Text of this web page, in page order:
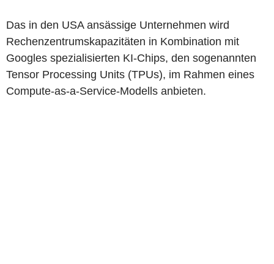
Das in den USA ansässige Unternehmen wird
Rechenzentrumskapazitäten in Kombination mit
Googles spezialisierten KI-Chips, den sogenannten
Tensor Processing Units (TPUs), im Rahmen eines
Compute-as-a-Service-Modells anbieten.